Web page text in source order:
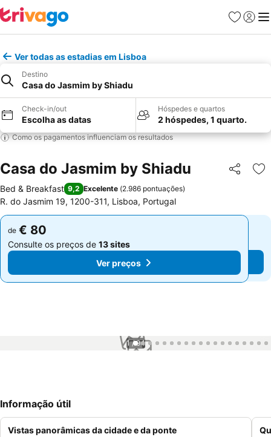
Favoritos
Iniciar
Ver todas as estadias em Lisboa
Destino
Casa do Jasmim by Shiadu
Check-in/out
Escolha as datas
Hóspedes e quartos
2 hóspedes, 1 quarto.
Como os pagamentos influenciam os resultados
Casa do Jasmim by Shiadu Partilhar
Bed & Breakfast 9,2 Excelente (2.986 pontuações)
R. do Jasmim 19, 1200-311, Lisboa, Portugal
de € 80
Consulte os preços de 13 sites
Ver preços
de € 80
Consulte os preços de 13 sites
Ver preços
1 / 94
Informação útil
Vistas panorâmicas da cidade e da ponte